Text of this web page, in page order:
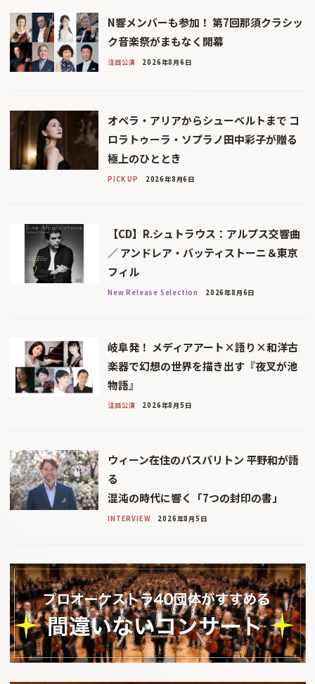
N響メンバーも参加！ 第7回那須クラシッ
ク音楽祭がまもなく開幕
注目公演 2026年8月6日
オペラ・アリアからシューベルトまで コ
ロラトゥーラ・ソプラノ田中彩子が贈る
極上のひととき
PICK UP 2026年8月6日
【CD】R.シュトラウス：アルプス交響曲
／ アンドレア・バッティストーニ＆東京
フィル
New Release Selection 2026年8月6日
岐阜発！ メディアアート×語り×和洋古
楽器で幻想の世界を描き出す『夜叉が池
物語』
注目公演 2026年8月5日
ウィーン在住のバスバリトン 平野和が語
る
混沌の時代に響く「7つの封印の書」
INTERVIEW 2026年8月5日